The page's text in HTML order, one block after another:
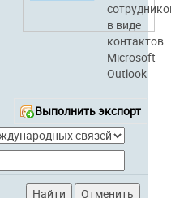
в виде
контактов
Microsoft
Outlook
Выполнить экспорт